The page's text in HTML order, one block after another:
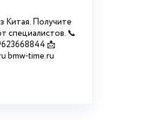
Китая. Получите
специалистов. 📞
📩
bmw-time.ru